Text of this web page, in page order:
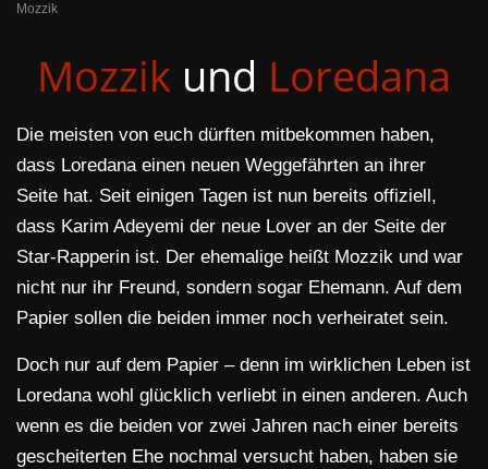
Mozzik
Mozzik und Loredana
Die meisten von euch dürften mitbekommen haben,
dass Loredana einen neuen Weggefährten an ihrer
Seite hat. Seit einigen Tagen ist nun bereits offiziell,
dass Karim Adeyemi der neue Lover an der Seite der
Star-Rapperin ist. Der ehemalige heißt Mozzik und war
nicht nur ihr Freund, sondern sogar Ehemann. Auf dem
Papier sollen die beiden immer noch verheiratet sein.
Doch nur auf dem Papier – denn im wirklichen Leben ist
Loredana wohl glücklich verliebt in einen anderen. Auch
wenn es die beiden vor zwei Jahren nach einer bereits
gescheiterten Ehe nochmal versucht haben, haben sie